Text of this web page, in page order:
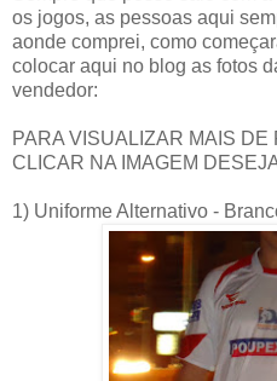
os jogos, as pessoas aqui
aonde comprei, como
colocar aqui no blog as fotos
vendedor:
PARA VISUALIZAR MAIS
CLICAR NA IMAGEM
1) Uniforme Alternativo -